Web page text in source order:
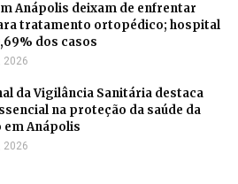
Anápolis deixam de enfrentar
tratamento ortopédico; hospital
dos casos
2026
da Vigilância Sanitária destaca
na proteção da saúde da
em Anápolis
2026